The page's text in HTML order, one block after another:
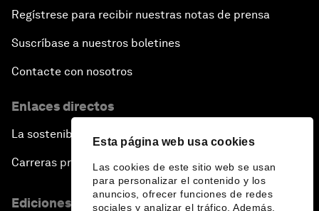
Esta página web usa cookies
Las cookies de este sitio web se usan
para personalizar el contenido y los
anuncios, ofrecer funciones de redes
sociales y analizar el tráfico. Además,
Regístrese para recibir nuestras notas de prensa
Suscríbase a nuestros boletines
Contacte con nosotros
Enlaces directos
La sostenibilidad en el Foro
Carreras profesionales
Ediciones en otros idiomas